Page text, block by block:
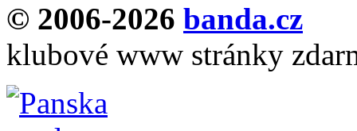
© 2006-2026 banda.cz
klubové www stránky